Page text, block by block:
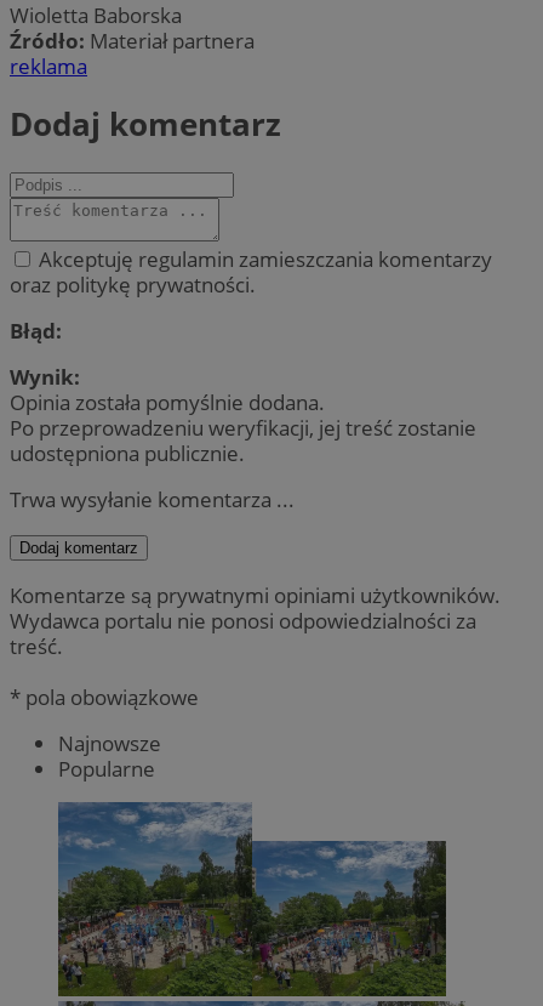
Wioletta Baborska
Źródło: Materiał partnera
reklama
Dodaj komentarz
Akceptuję regulamin zamieszczania komentarzy
oraz politykę prywatności.
Błąd:
Wynik:
Opinia została pomyślnie dodana.
Po przeprowadzeniu weryfikacji, jej treść zostanie
udostępniona publicznie.
Trwa wysyłanie komentarza ...
Dodaj komentarz
Komentarze są prywatnymi opiniami użytkowników.
Wydawca portalu nie ponosi odpowiedzialności za
treść.
* pola obowiązkowe
Najnowsze
Popularne